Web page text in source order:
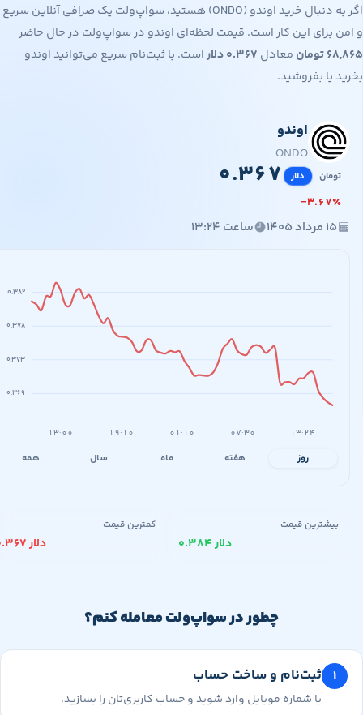
اگر به دنبال خرید اوندو (ONDO) هستید، سواپ‌ولت یک صرافی آنلاین سریع
این کار است. قیمت لحظه‌ای اوندو در سواپ‌ولت در حال حاضر
تومانمعادل۰.۳۶۷دلاراست. با ثبت‌نام سریع می‌توانید اوندو
بفروشید.
اوندو
ONDO
دلار ۰.۳۶۷
−۳
ساعت ۱۳:۲۴
۰.۳۸۲
قیمت کمترین قیمت
چطور در سواپ‌ولت معامله کنم؟
ثبت‌نام و ساخت حساب
با شماره موبایل وارد شوید و حساب کاربری‌تان را بسازید.